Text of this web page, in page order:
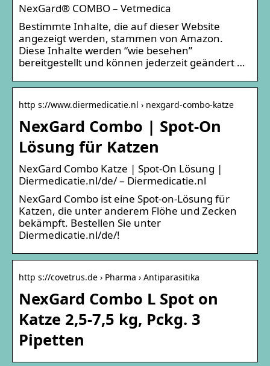
NexGard® COMBO – Vetmedica
Bestimmte Inhalte, die auf dieser Website
angezeigt werden, stammen von Amazon.
Diese Inhalte werden “wie besehen”
bereitgestellt und können jederzeit geändert …
http s://www.diermedicatie.nl › nexgard-combo-katze
NexGard Combo | Spot-On
Lösung für Katzen
NexGard Combo Katze | Spot-On Lösung |
Diermedicatie.nl/de/ – Diermedicatie.nl
NexGard Combo ist eine Spot-on-Lösung für
Katzen, die unter anderem Flöhe und Zecken
bekämpft. Bestellen Sie unter
Diermedicatie.nl/de/!
http s://covetrus.de › Pharma › Antiparasitika
NexGard Combo L Spot on
Katze 2,5-7,5 kg, Pckg. 3
Pipetten